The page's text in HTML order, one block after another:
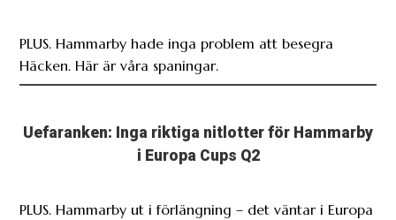
PLUS. Hammarby hade inga problem att besegra
Häcken. Här är våra spaningar.
Uefaranken: Inga riktiga nitlotter för Hammarby
i Europa Cups Q2
PLUS. Hammarby ut i förlängning – det väntar i Europa